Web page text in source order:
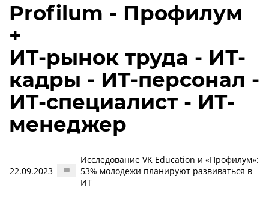
Profilum - Профилум
+
ИТ-рынок труда - ИТ-
кадры - ИТ-персонал -
ИТ-специалист - ИТ-
менеджер
22.09.2023
Исследование VK Education и «Профилум»:
53% молодежи планируют развиваться в
ИТ